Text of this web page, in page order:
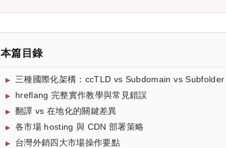
本篇目錄
三種國際化架構：ccTLD vs Subdomain vs Subfolder
hreflang 完整實作教學與常見錯誤
翻譯 vs 在地化的關鍵差異
各市場 hosting 與 CDN 部署策略
台灣外銷四大市場操作要點